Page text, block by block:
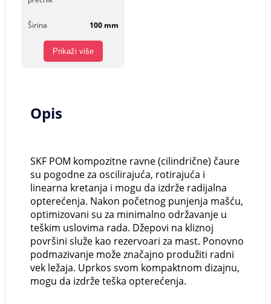
Širina 100 mm
Prikaži više
Opis
SKF POM kompozitne ravne (cilindrične) čaure
su pogodne za oscilirajuća, rotirajuća i
linearna kretanja i mogu da izdrže radijalna
opterećenja. Nakon početnog punjenja mašću,
optimizovani su za minimalno održavanje u
teškim uslovima rada. Džepovi na kliznoj
površini služe kao rezervoari za mast. Ponovno
podmazivanje može značajno produžiti radni
vek ležaja. Uprkos svom kompaktnom dizajnu,
mogu da izdrže teška opterećenja.